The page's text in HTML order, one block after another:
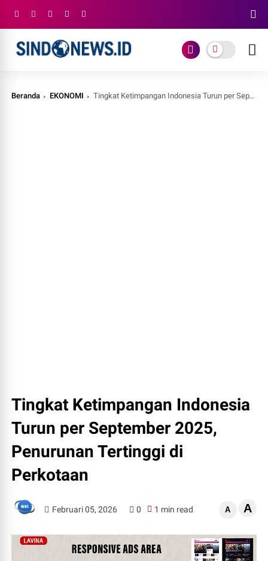
Beranda EKONOMI Tingkat Ketimpangan Indonesia Turun per September 2025, Penurunan Tertinggi di Perkotaan
Tingkat Ketimpangan Indonesia
Turun per September 2025,
Penurunan Tertinggi di
Perkotaan
Februari 05, 2026 0 1 min read A A